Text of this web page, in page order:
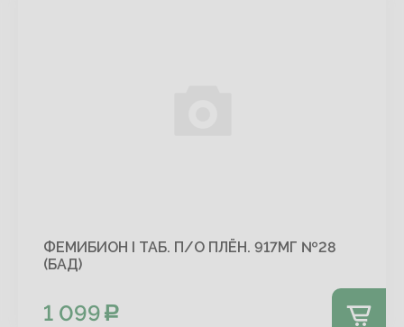
ФЕМИБИОН I ТАБ. П/О ПЛЁН. 917МГ №28
(БАД)
1 099